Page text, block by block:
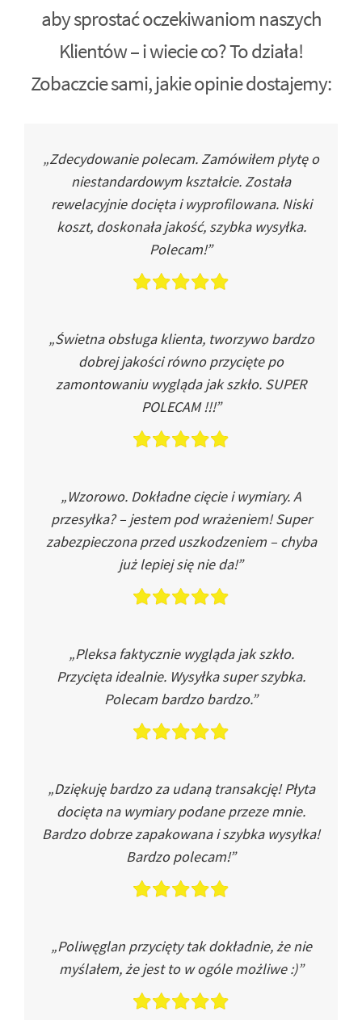
aby sprostać oczekiwaniom naszych
Klientów – i wiecie co? To działa!
Zobaczcie sami, jakie opinie dostajemy:
„Zdecydowanie polecam. Zamówiłem płytę o
niestandardowym kształcie. Została
rewelacyjnie docięta i wyprofilowana. Niski
koszt, doskonała jakość, szybka wysyłka.
Polecam!”
„Świetna obsługa klienta, tworzywo bardzo
dobrej jakości równo przycięte po
zamontowaniu wygląda jak szkło. SUPER
POLECAM !!!”
„Wzorowo. Dokładne cięcie i wymiary. A
przesyłka? – jestem pod wrażeniem! Super
zabezpieczona przed uszkodzeniem – chyba
już lepiej się nie da!”
„Pleksa faktycznie wygląda jak szkło.
Przycięta idealnie. Wysyłka super szybka.
Polecam bardzo bardzo.”
„Dziękuję bardzo za udaną transakcję! Płyta
docięta na wymiary podane przeze mnie.
Bardzo dobrze zapakowana i szybka wysyłka!
Bardzo polecam!”
„Poliwęglan przycięty tak dokładnie, że nie
myślałem, że jest to w ogóle możliwe :)”